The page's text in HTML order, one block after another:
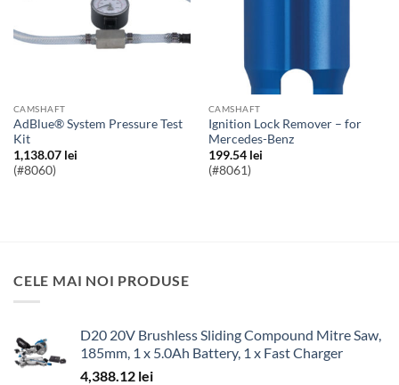
CAMSHAFT
AdBlue® System Pressure Test
Kit
1,138.07 lei
(#8060)
CAMSHAFT
Ignition Lock Remover – for
Mercedes-Benz
199.54 lei
(#8061)
CELE MAI NOI PRODUSE
D20 20V Brushless Sliding Compound Mitre Saw,
185mm, 1 x 5.0Ah Battery, 1 x Fast Charger
4,388.12 lei